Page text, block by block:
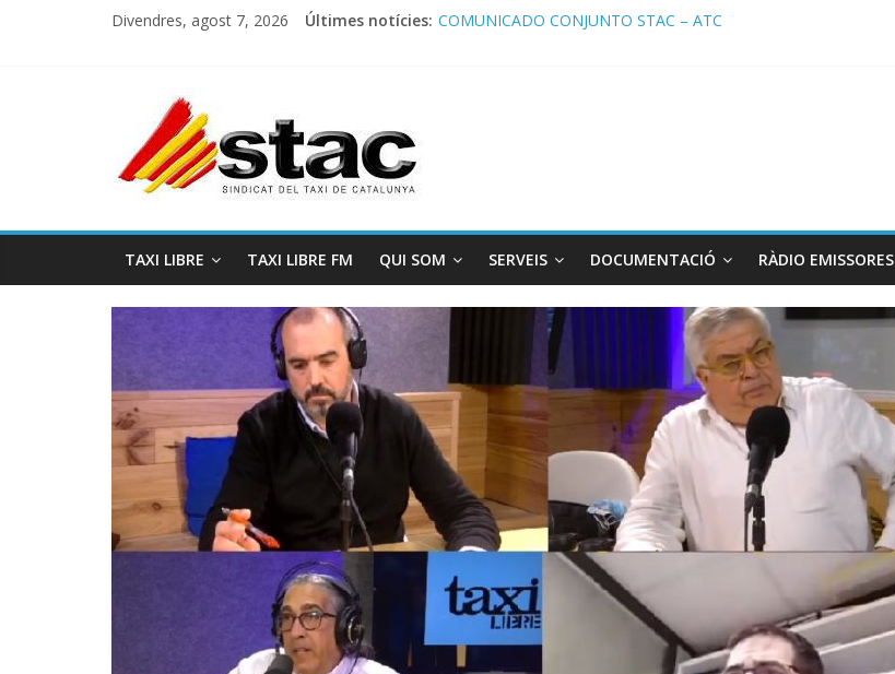
Divendres, agost 7, 2026 Últimes notícies: COMUNICADO CONJUNTO STAC – ATC
TAXI LIBRE TAXI LIBRE FM QUI SOM SERVEIS DOCUMENTACIÓ RÀDIO EMISSORES